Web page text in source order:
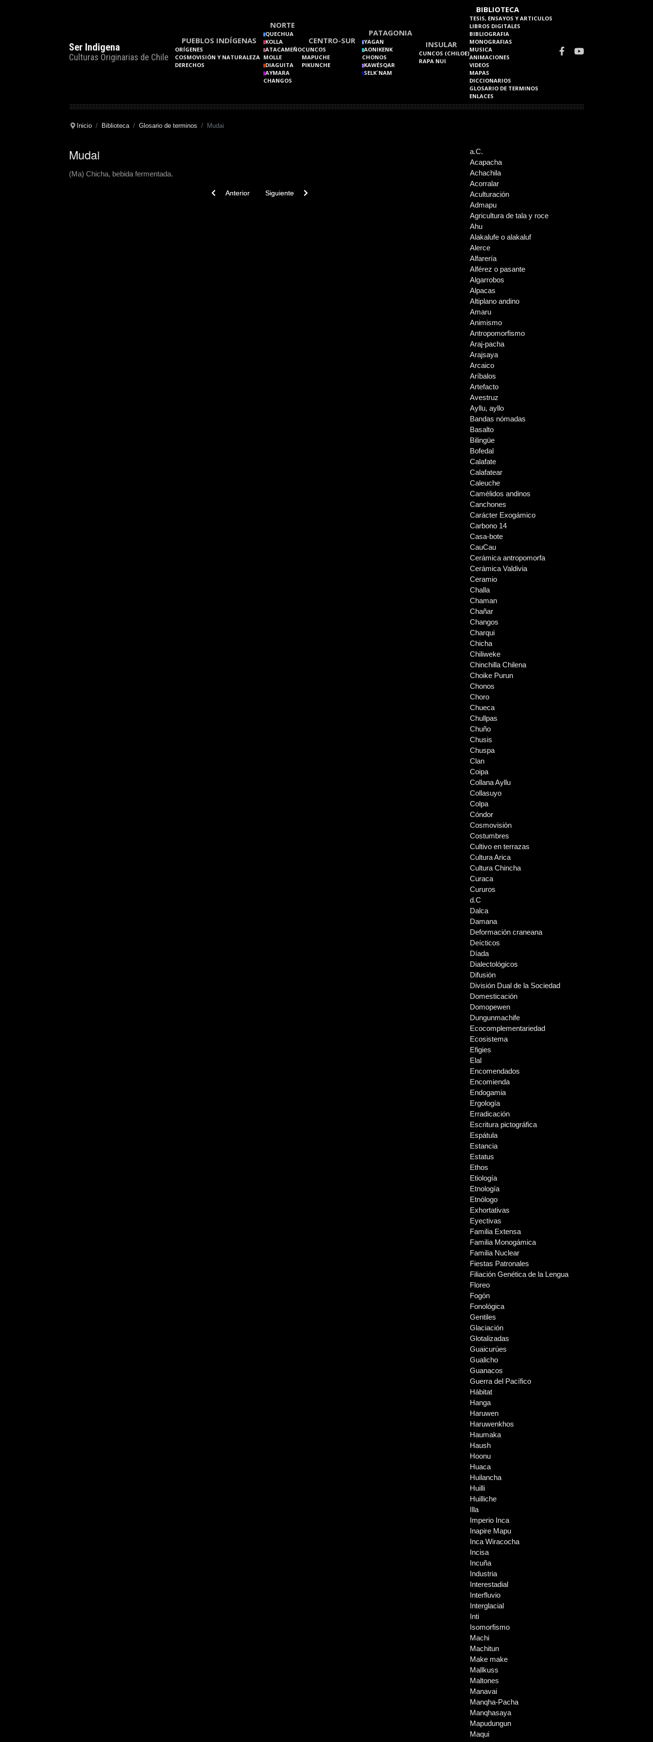
Ser Indigena
Culturas Originarias de Chile
PUEBLOS INDÍGENAS
ORÍGENES
COSMOVISIÓN Y NATURALEZA
DERECHOS
NORTE
QUECHUA
KOLLA
ATACAMEÑO
MOLLE
DIAGUITA
AYMARA
CHANGOS
CENTRO-SUR
CUNCOS
MAPUCHE
PIKUNCHE
PATAGONIA
YAGAN
AONIKENK
CHONOS
KAWÉSQAR
SELK´NAM
INSULAR
CUNCOS (CHILOE)
RAPA NUI
BIBLIOTECA
TESIS, ENSAYOS Y ARTICULOS
LIBROS DIGITALES
BIBLIOGRAFIA
MONOGRAFIAS
MUSICA
ANIMACIONES
VIDEOS
MAPAS
DICCIONARIOS
GLOSARIO DE TERMINOS
ENLACES
Inicio Biblioteca Glosario de terminos Mudai
Mudai
(Ma) Chicha, bebida fermentada.
Previous article: Ñandú
Anterior Next article: Motu
Siguiente
a.C.
Acapacha
Achachila
Acorralar
Aculturación
Admapu
Agricultura de tala y roce
Ahu
Alakalufe o alakaluf
Alerce
Alfarería
Alférez o pasante
Algarrobos
Alpacas
Altiplano andino
Amaru
Animismo
Antropomorfismo
Araj-pacha
Arajsaya
Arcaico
Aríbalos
Artefacto
Avestruz
Ayllu, ayllo
Bandas nómadas
Basalto
Bilingüe
Bofedal
Calafate
Calafatear
Caleuche
Camélidos andinos
Canchones
Carácter Exogámico
Carbono 14
Casa-bote
CauCau
Cerámica antropomorfa
Cerámica Valdivia
Ceramio
Challa
Chaman
Chañar
Changos
Charqui
Chicha
Chiliweke
Chinchilla Chilena
Choike Purun
Chonos
Choro
Chueca
Chullpas
Chuño
Chusis
Chuspa
Clan
Coipa
Collana Ayllu
Collasuyo
Colpa
Cóndor
Cosmovisión
Costumbres
Cultivo en terrazas
Cultura Arica
Cultura Chincha
Curaca
Cururos
d.C
Dalca
Damana
Deformación craneana
Deícticos
Díada
Dialectológicos
Difusión
División Dual de la Sociedad
Domesticación
Domopewen
Dungunmachife
Ecocomplementariedad
Ecosistema
Efigies
Elal
Encomendados
Encomienda
Endogamia
Ergología
Erradicación
Escritura pictográfica
Espátula
Estancia
Estatus
Ethos
Etiología
Etnología
Etnólogo
Exhortativas
Eyectivas
Familia Extensa
Familia Monogámica
Familia Nuclear
Fiestas Patronales
Filiación Genética de la Lengua
Floreo
Fogón
Fonológica
Gentiles
Glaciación
Glotalizadas
Guaicurúes
Gualicho
Guanacos
Guerra del Pacífico
Hábitat
Hanga
Haruwen
Haruwenkhos
Haumaka
Haush
Hoonu
Huaca
Huilancha
Huilli
Huilliche
Illa
Imperio Inca
Inapire Mapu
Inca Wiracocha
Incisa
Incuña
Industria
Interestadial
Interfluvio
Interglacial
Inti
Isomorfismo
Machi
Machitun
Make make
Mallkuss
Maltones
Manavai
Manqha-Pacha
Manqhasaya
Mapudungun
Maqui